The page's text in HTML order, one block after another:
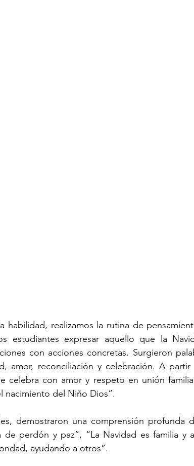
habilidad, realizamos la rutina de
estudiantes expresar aquello que la
con acciones concretas. Surgieron
amor, reconciliación y celebración. A
celebra con amor y respeto en unión
nacimiento del Niño Dios”.
demostraron una comprensión profunda
de perdón y paz”, “La Navidad es familia y
ayudando a otros”.